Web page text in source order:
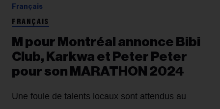
Français
FRANÇAIS
M pour Montréal annonce Bibi
Club, Karkwa et Peter Peter
pour son MARATHON 2024
Une foule de talents locaux sont attendus au